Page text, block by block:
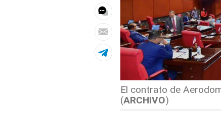
El contrato de
(ARCHIVO)